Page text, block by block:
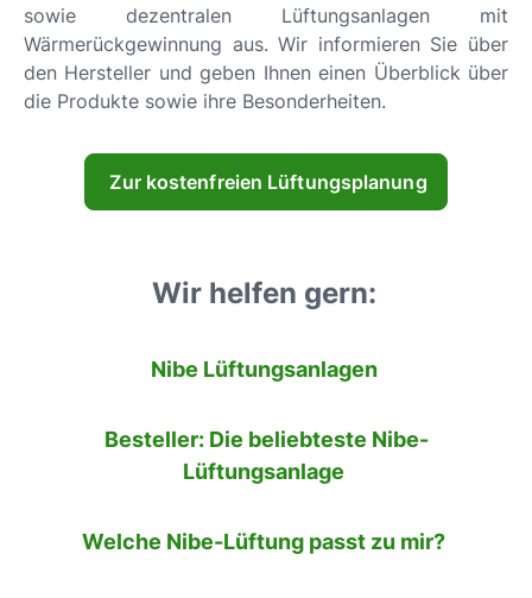
sowie dezentralen Lüftungsanlagen mit
Wärmerückgewinnung aus. Wir informieren Sie über
den Hersteller und geben Ihnen einen Überblick über
die Produkte sowie ihre Besonderheiten.
Zur kostenfreien Lüftungsplanung
Wir helfen gern:
Nibe Lüftungsanlagen
Besteller: Die beliebteste Nibe-
Lüftungsanlage
Welche Nibe-Lüftung passt zu mir?